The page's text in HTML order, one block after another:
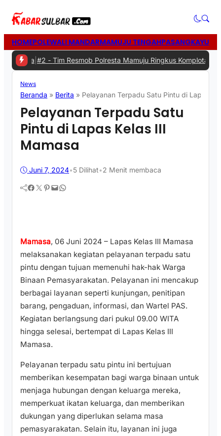
HOMEPOLEWALI MANDARMAMUJU TENGAHPASANGKAYU
#2 -Tim Resmob Polresta Mamuju Ringkus Komplotan Spesialis
News
Beranda » Berita » Pelayanan Terpadu Satu Pintu di Lapas
Pelayanan Terpadu Satu
Pintu di Lapas Kelas III
Mamasa
Juni 7, 2024•5 Dilihat•2 Menit membaca
Facebook Twitter Pinterest Mail WhatsApp
Mamasa, 06 Juni 2024 – Lapas Kelas III Mamasa
melaksanakan kegiatan pelayanan terpadu satu
pintu dengan tujuan memenuhi hak-hak Warga
Binaan Pemasyarakatan. Pelayanan ini mencakup
berbagai layanan seperti kunjungan, penitipan
barang, pengaduan, informasi, dan Wartel PAS.
Kegiatan berlangsung dari pukul 09.00 WITA
hingga selesai, bertempat di Lapas Kelas III
Mamasa.
Pelayanan terpadu satu pintu ini bertujuan
memberikan kesempatan bagi warga binaan untuk
menjaga hubungan dengan keluarga mereka,
memperkuat ikatan keluarga, dan memberikan
dukungan yang diperlukan selama masa
pemasyarakatan. Selain itu, layanan ini juga